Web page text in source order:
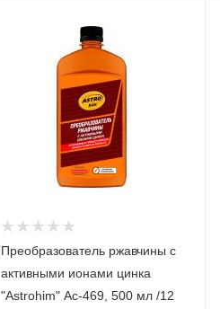
Преобразователь ржавчины с
активными ионами цинка
"Astrohim" Ас-469, 500 мл /12